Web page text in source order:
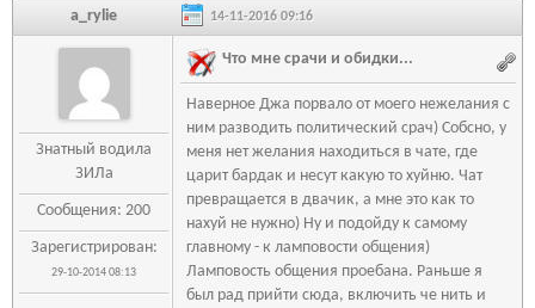
a_rylie 14-11-2016 09:16
Знатный водила
ЗИЛа
Сообщения: 200
Зарегистрирован:
29-10-2014 08:13
Что мне срачи и обидки...
Наверное Джа порвало от моего нежелания с
ним разводить политический срач) Собсно, у
меня нет желания находиться в чате, где
царит бардак и несут какую то хуйню. Чат
превращается в двачик, а мне это как то
нахуй не нужно) Ну и подойду к самому
главному - к ламповости общения)
Ламповость общения проебана. Раньше я
был рад прийти сюда, включить че нить и